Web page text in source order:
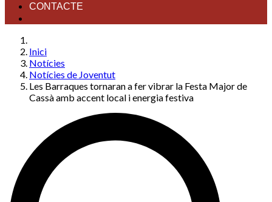
CONTACTE
Inici
Notícies
Notícies de Joventut
Les Barraques tornaran a fer vibrar la Festa Major de
Cassà amb accent local i energia festiva